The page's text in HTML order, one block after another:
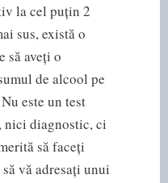
la cel puțin 2
sus, există o
să aveți o
de alcool pe
este un test
nici diagnostic, ci
să faceți
vă adresați unui